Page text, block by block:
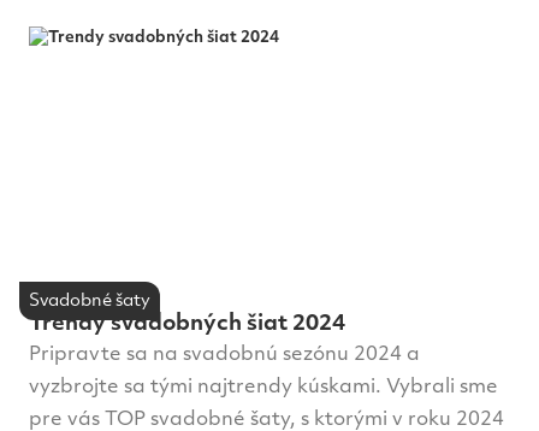
Svadobné šaty
Trendy svadobných šiat 2024
Pripravte sa na svadobnú sezónu 2024 a
vyzbrojte sa tými najtrendy kúskami. Vybrali sme
pre vás TOP svadobné šaty, s ktorými v roku 2024